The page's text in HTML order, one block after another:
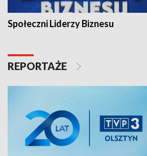
Społeczni Liderzy Biznesu
REPORTAŻE